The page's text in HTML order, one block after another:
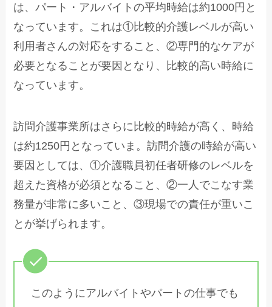
は、パート・アルバイトの平均時給は約1000円と
なっています。これは①比較的介護レベルが高い
利用者さんの対応をすること、②専門的なケアが
必要となることが要因となり、比較的高い時給に
なっています。
訪問介護事業所はさらに比較的時給が高く、時給
は約1250円となっていま。訪問介護の時給が高い
要因としては、①介護職員初任者研修のレベルを
超えた資格が必須となること、②一人でこなす業
務量が非常に多いこと、③現場での責任が重いこ
とが挙げられます。
このようにアルバイトやパートの仕事でも